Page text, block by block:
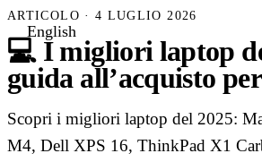
English
ARTICOLO · 4 LUGLIO 2026
💻 I migliori laptop
guida all’acquisto
Scopri i migliori laptop del 2025:
M4, Dell XPS 16, ThinkPad X1